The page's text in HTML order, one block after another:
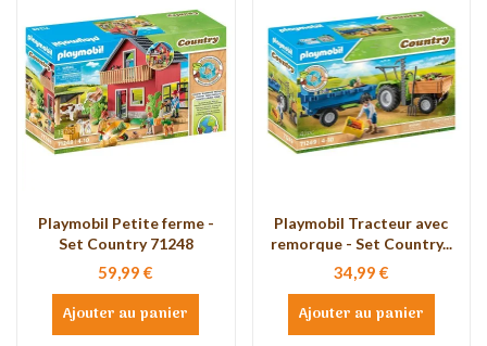
Playmobil Petite ferme -
Set Country 71248
59,99 €
Ajouter au panier
Playmobil Tracteur avec
remorque - Set Country...
34,99 €
Ajouter au panier